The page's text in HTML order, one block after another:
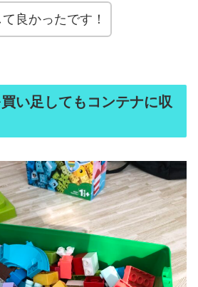
良かったです！
い足してもコンテナに収